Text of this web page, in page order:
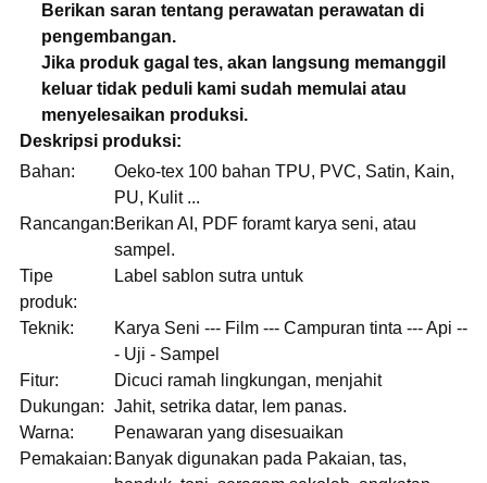
Berikan saran tentang perawatan perawatan di
pengembangan.
Jika produk gagal tes, akan langsung memanggil
keluar tidak peduli kami sudah memulai atau
menyelesaikan produksi.
Deskripsi produksi:
Bahan:
Oeko-tex 100 bahan TPU, PVC, Satin, Kain,
PU, ​​Kulit ...
Rancangan:Berikan AI, PDF foramt karya seni, atau
sampel.
Tipe
produk:
Label sablon sutra untuk
Teknik:
Karya Seni --- Film --- Campuran tinta --- Api --
- Uji - Sampel
Fitur:
Dicuci ramah lingkungan, menjahit
Dukungan: Jahit, setrika datar, lem panas.
Warna:
Penawaran yang disesuaikan
Pemakaian: Banyak digunakan pada Pakaian, tas,